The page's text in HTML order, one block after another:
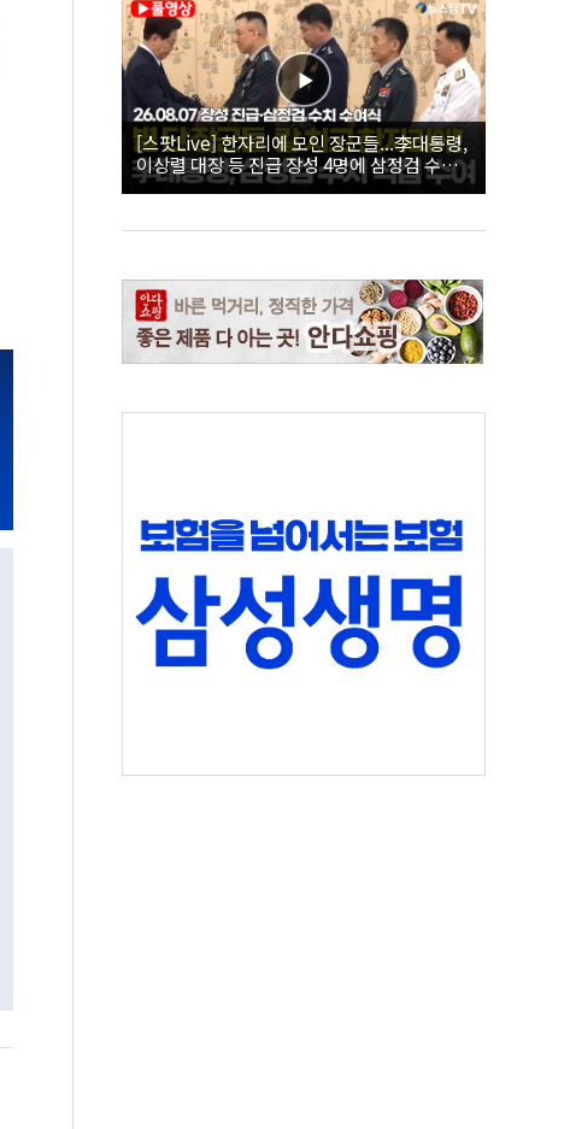
[스팟Live] 한자리에 모인 장군들...李대통령,
이상렬 대장 등 진급 장성 4명에 삼정검 수치
직접 수여｜26.08.07 장성 진급·삼정검 수치